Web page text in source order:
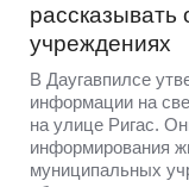
рассказывать
учреждениях
В Даугавпилсе
информации на
на улице Ригас.
информирования
муниципальных